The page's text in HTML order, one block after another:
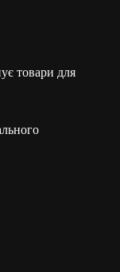
товари для